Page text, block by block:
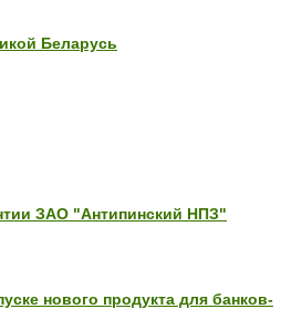
Беларусь
ЗАО "Антипинский НПЗ"
нового продукта для банков-